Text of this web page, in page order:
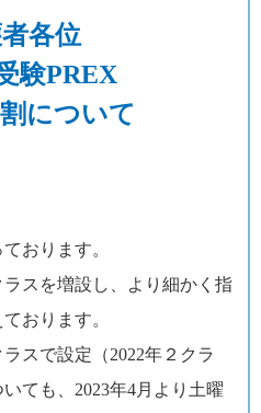
各位
験PREX
について
おります。
スを増設し、より細かく指
おります。
スで設定（2022年２クラ
ても、2023年4月より土曜